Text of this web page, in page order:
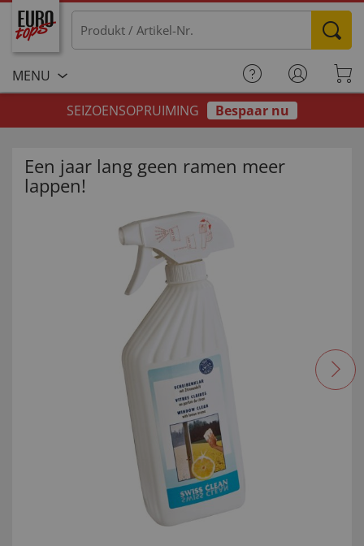
MENU
SEIZOENSOPRUIMING
Bespaar nu
Een jaar lang geen ramen meer
lappen!